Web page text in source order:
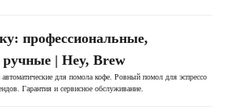
профессиональные,
ручные | Hey, Brew
для помола кофе. Ровный помол для эспрессо
Гарантия и сервисное обслуживание.